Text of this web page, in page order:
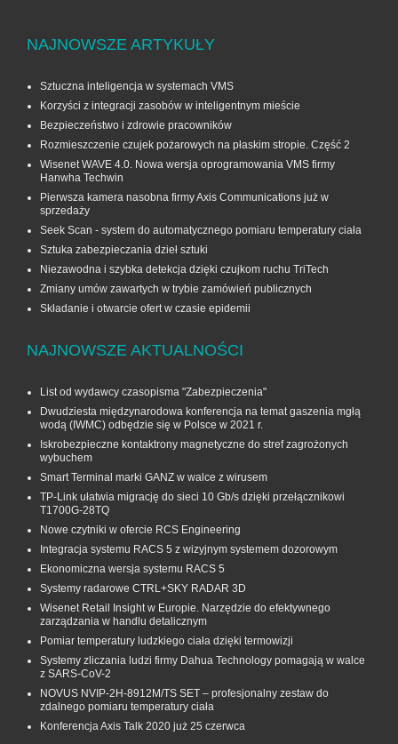
NAJNOWSZE ARTYKUŁY
Sztuczna inteligencja w systemach VMS
Korzyści z integracji zasobów w inteligentnym mieście
Bezpieczeństwo i zdrowie pracowników
Rozmieszczenie czujek pożarowych na płaskim stropie. Część 2
Wisenet WAVE 4.0. Nowa wersja oprogramowania VMS firmy
Hanwha Techwin
Pierwsza kamera nasobna firmy Axis Communications już w
sprzedaży
Seek Scan - system do automatycznego pomiaru temperatury ciała
Sztuka zabezpieczania dzieł sztuki
Niezawodna i szybka detekcja dzięki czujkom ruchu TriTech
Zmiany umów zawartych w trybie zamówień publicznych
Składanie i otwarcie ofert w czasie epidemii
NAJNOWSZE AKTUALNOŚCI
List od wydawcy czasopisma "Zabezpieczenia"
Dwudziesta międzynarodowa konferencja na temat gaszenia mgłą
wodą (IWMC) odbędzie się w Polsce w 2021 r.
Iskrobezpieczne kontaktrony magnetyczne do stref zagrożonych
wybuchem
Smart Terminal marki GANZ w walce z wirusem
TP-Link ułatwia migrację do sieci 10 Gb/s dzięki przełącznikowi
T1700G‑28TQ
Nowe czytniki w ofercie RCS Engineering
Integracja systemu RACS 5 z wizyjnym systemem dozorowym
Ekonomiczna wersja systemu RACS 5
Systemy radarowe CTRL+SKY RADAR 3D
Wisenet Retail Insight w Europie. Narzędzie do efektywnego
zarządzania w handlu detalicznym
Pomiar temperatury ludzkiego ciała dzięki termowizji
Systemy zliczania ludzi firmy Dahua Technology pomagają w walce
z SARS-CoV-2
NOVUS NVIP-2H-8912M/TS SET – profesjonalny zestaw do
zdalnego pomiaru temperatury ciała
Konferencja Axis Talk 2020 już 25 czerwca